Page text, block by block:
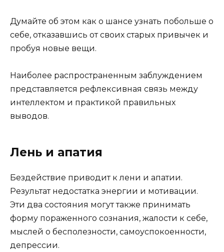
Думайте об этом как о шансе узнать побольше о
себе, отказавшись от своих старых привычек и
пробуя новые вещи.
Наиболее распространенным заблуждением
представляется рефлексивная связь между
интеллектом и практикой правильных
выводов.
Лень и апатия
Бездействие приводит к лени и апатии.
Результат недостатка энергии и мотивации.
Эти два состояния могут также принимать
форму пораженного сознания, жалости к себе,
мыслей о бесполезности, самоуспокоенности,
депрессии.